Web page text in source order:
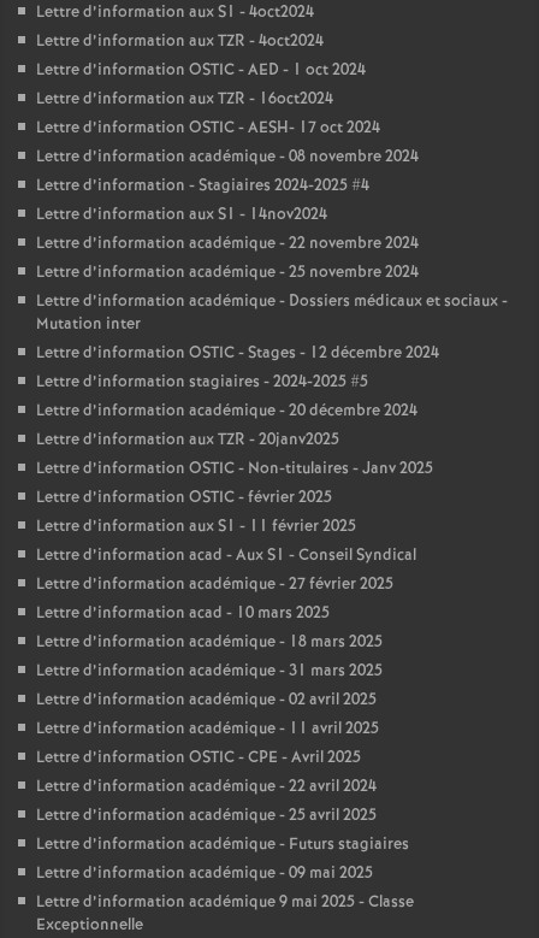
Lettre d’information aux S1 - 4oct2024
Lettre d’information aux TZR - 4oct2024
Lettre d’information OSTIC - AED - 1 oct 2024
Lettre d’information aux TZR - 16oct2024
Lettre d’information OSTIC - AESH- 17 oct 2024
Lettre d’information académique - 08 novembre 2024
Lettre d’information - Stagiaires 2024-2025 #4
Lettre d’information aux S1 - 14nov2024
Lettre d’information académique - 22 novembre 2024
Lettre d’information académique - 25 novembre 2024
Lettre d’information académique - Dossiers médicaux et sociaux -
Mutation inter
Lettre d’information OSTIC - Stages - 12 décembre 2024
Lettre d’information stagiaires - 2024-2025 #5
Lettre d’information académique - 20 décembre 2024
Lettre d’information aux TZR - 20janv2025
Lettre d’information OSTIC - Non-titulaires - Janv 2025
Lettre d’information OSTIC - février 2025
Lettre d’information aux S1 - 11 février 2025
Lettre d’information acad - Aux S1 - Conseil Syndical
Lettre d’information académique - 27 février 2025
Lettre d’information acad - 10 mars 2025
Lettre d’information académique - 18 mars 2025
Lettre d’information académique - 31 mars 2025
Lettre d’information académique - 02 avril 2025
Lettre d’information académique - 11 avril 2025
Lettre d’information OSTIC - CPE - Avril 2025
Lettre d’information académique - 22 avril 2024
Lettre d’information académique - 25 avril 2025
Lettre d’information académique - Futurs stagiaires
Lettre d’information académique - 09 mai 2025
Lettre d’information académique 9 mai 2025 - Classe
Exceptionnelle